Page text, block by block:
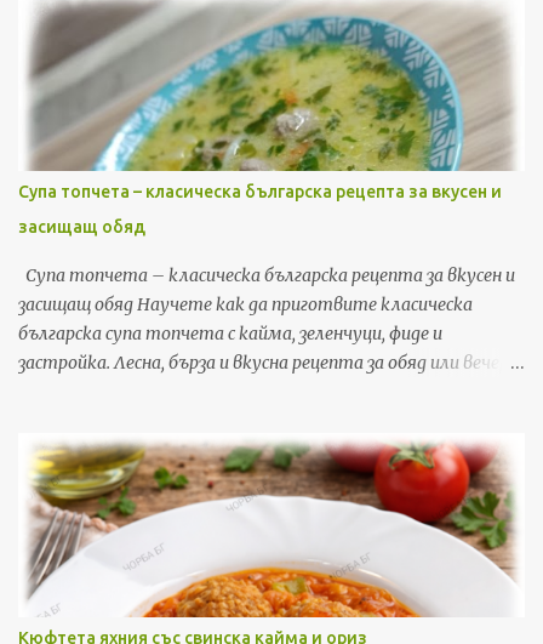
Супа топчета – класическа българска рецепта за вкусен и
засищащ обяд
Супа топчета – класическа българска рецепта за вкусен и
засищащ обяд Научете как да приготвите класическа
българска супа топчета с кайма, зеленчуци, фиде и
застройка. Лесна, бърза и вкусна рецепта за обяд или вечеря,
точно това, от което имате нужда. Това е една от най-
обичаните класически български рецепти – лесна за
приготвяне, икономична и засищаща. В тази публикация ще
споделя моя личен метод за приготвяне на перфектната
супа топчета у дома, включително съвети, трикове и
стъпка по стъпка инструкции, които гарантирано ще ви
донесат вкусна, ароматна и богата супа, която цялото
Кюфтета яхния със свинска кайма и ориз